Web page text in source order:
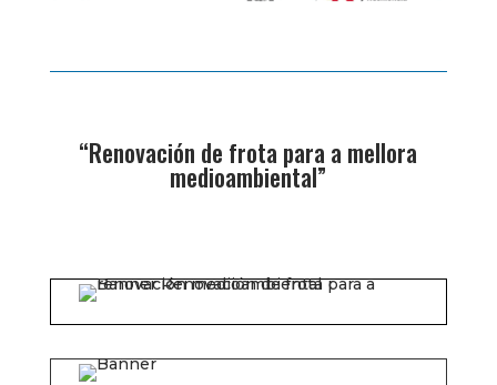
“Renovación de frota para a mellora
medioambiental”